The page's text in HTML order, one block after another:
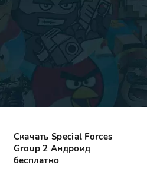
Скачать Special Forces
Group 2 Андроид
бесплатно